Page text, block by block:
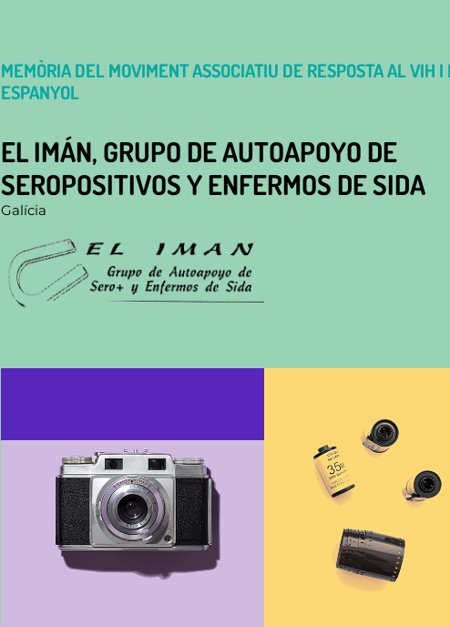
MEMÒRIA DEL MOVIMENT ASSOCIATIU DE RESPOSTA AL VIH
ESPANYOL
EL IMÁN, GRUPO DE AUTOAPOYO DE
SEROPOSITIVOS Y ENFERMOS DE SIDA
Galícia